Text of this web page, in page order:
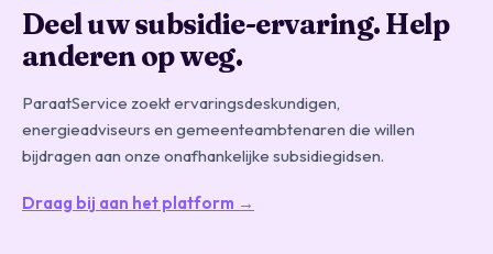
Deel uw subsidie-ervaring. Help
anderen op weg.
ParaatService zoekt ervaringsdeskundigen,
energieadviseurs en gemeenteambtenaren die willen
bijdragen aan onze onafhankelijke subsidiegidsen.
Draag bij aan het platform →